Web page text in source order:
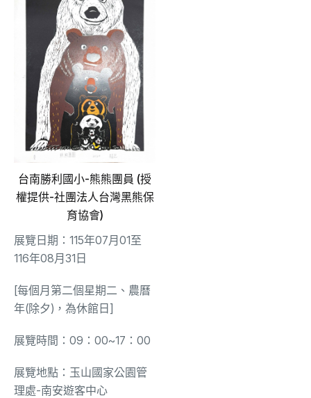
台南勝利國小-熊熊團員 (授
權提供-社團法人台灣黑熊保
育協會)
展覽日期：115年07月01至
116年08月31日
[每個月第二個星期二、農曆
年(除夕)，為休館日]
展覽時間：09：00~17：00
展覽地點：玉山國家公園管
理處-南安遊客中心